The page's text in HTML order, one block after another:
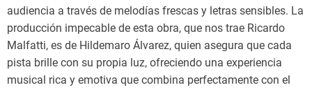
audiencia a través de melodías frescas y letras sensibles. La
producción impecable de esta obra, que nos trae Ricardo
Malfatti, es de Hildemaro Álvarez, quien asegura que cada
pista brille con su propia luz, ofreciendo una experiencia
musical rica y emotiva que combina perfectamente con el